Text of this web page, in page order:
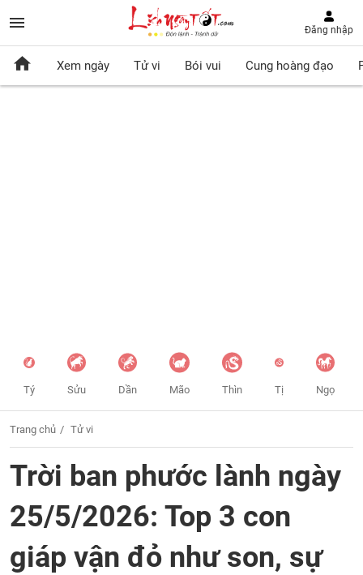
Đăng nhập
Xem ngày Tử vi Bói vui Cung hoàng đạo
Tý Sửu Dần Mão Thìn Tị Ngọ
Trang chủ Tử vi
Trời ban phước lành ngày
25/5/2026: Top 3 con
giáp vận đỏ như son, sự